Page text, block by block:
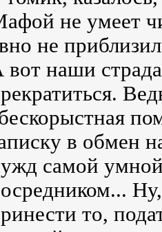
не умеет
не
вот наши
в обмен
самой
то,